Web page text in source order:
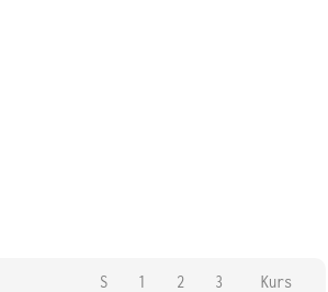
S 1 2 3 Kurs